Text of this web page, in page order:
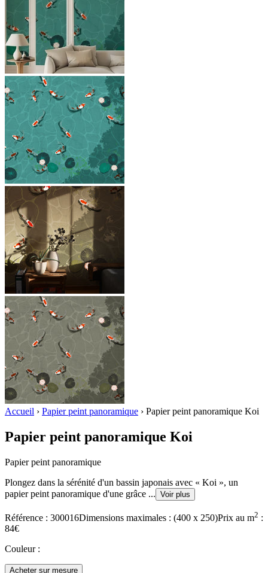
Accueil › Papier peint panoramique › Papier peint panoramique Koi
Papier peint panoramique Koi
Papier peint panoramique
Plongez dans la sérénité d'un bassin japonais avec « Koi », un
papier peint panoramique d'une grâce ... Voir plus
Référence : 300016Dimensions maximales : (400 x 250)Prix au m2 :
84€
Couleur:
Acheter sur mesure